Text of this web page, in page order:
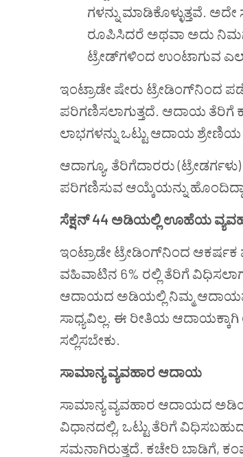
ಗಳನ್ನು ಮಾಡಿಕೊಳ್ಳುತ್ತವೆ.
ರೂಪಿಸಿದರೆ ಅಥವಾ ಅದು
ಟ್ರೇಡ್‌ಗಳಿಂದ ಉಂಟಾಗುವ
ಇಂಟ್ರಾಡೇ ಷೇರು ಟ್ರೇಡಿಂಗ್‌ನಿಂದ
ಪರಿಗಣಿಸಲಾಗುತ್ತದೆ. ಆದಾಯ ತೆರಿಗೆ
ಲಾಭಗಳನ್ನು ಒಟ್ಟು ಆದಾಯ
ಆದಾಗ್ಯೂ, ತೆರಿಗೆದಾರರು
ಪರಿಗಣಿಸುವ ಆಯ್ಕೆಯನ್ನು
ಸೆಕ್ಷನ್ 44 ಅಡಿಯಲ್ಲಿ ಊಹೆಯ
ಇಂಟ್ರಾಡೇ ಟ್ರೇಡಿಂಗ್‌ನಿಂದ
ವಹಿವಾಟಿನ 6% ರಲ್ಲಿ ತೆರಿಗೆ
ಆದಾಯದ ಅಡಿಯಲ್ಲಿ ನಿಮ್ಮ
ಸಾಧ್ಯವಿಲ್ಲ. ಈ ರೀತಿಯ
ಸಲ್ಲಿಸಬೇಕು.
ಸಾಮಾನ್ಯ ವ್ಯವಹಾರ ಆದಾಯ
ಸಾಮಾನ್ಯ ವ್ಯವಹಾರ ಆದಾಯದ
ವಿಧಾನದಲ್ಲಿ, ಒಟ್ಟು ತೆರಿಗೆ
ಸಮನಾಗಿರುತ್ತದೆ. ಕಚೇರಿ ಬಾಡಿಗೆ,